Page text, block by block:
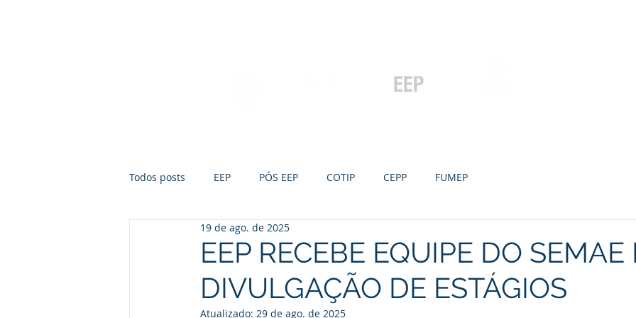
Todos posts EEP PÓS EEP COTIP CEPP FUMEP
EEP RECEBE EQUIPE DO SEMAE
DIVULGAÇÃO DE ESTÁGIOS
19 de ago. de 2025
Atualizado: 29 de ago. de 2025